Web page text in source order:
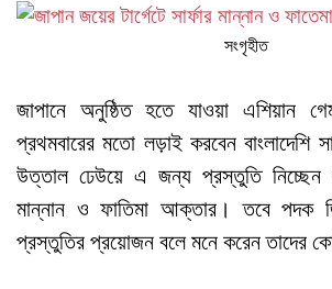
সংগৃহীত
জাপানে অনুষ্ঠিত হতে যাওয়া এশিয়ান
প্রথমবারের মতো লড়াই করবেন বাংলাদেশি
উত্তাল ঢেউয়ে এ জন্য প্রস্তুতি নিচ্ছেন
মান্নান ও ফাতিমা আক্তার। তবে পদক
প্রস্তুতির প্রয়োজন বলে মনে করেন তাদের